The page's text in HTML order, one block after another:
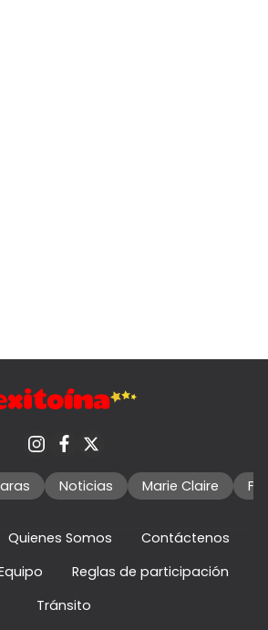
Noticias Marie Claire
Quienes Somos
Contáctenos
Reglas de participación
Tránsito